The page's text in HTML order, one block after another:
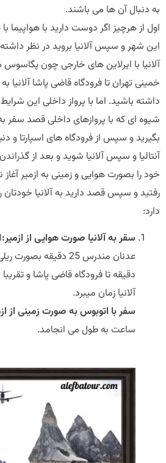
آن ها می باشند.
از هرچیز اگر دوست دارید با هواپیما باتور
شهر و سپس آلانیا بروید در نظر داشته
با ایرلاین های خارجی چون پگاسوس می
تهران تا فرودگاه قاضی پاشا آلانیا به
باشید. اما با پرواز داخلی این شرایط
ای که با پروازهای داخلی قصد سفر به
و سپس از فرودگاه های اسپارتا و
و سپس آلانیا شوید و بعد از گذراندن
بصورت هوایی و زمینی به ازمیر آغاز
و سپس قصد دارید به آلانیا خودتان را
سقر به آلانیا صورت هوایی از ازمیر:از
دقیقه
آلانیا زمان میبرد.
سفر با اتوبوس به صورت زمینی از ازمیر:
ساعت به طول می انجامد.